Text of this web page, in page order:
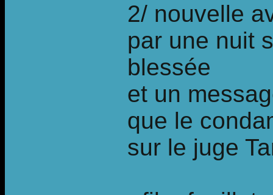
2/ nouvelle
par une nuit
blessée
et un
que le
sur le juge